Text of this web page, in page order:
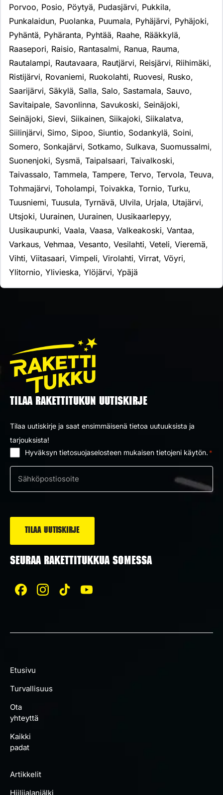
Porvoo, Posio, Pöytyä, Pudasjärvi, Pukkila,
Punkalaidun, Puolanka, Puumala, Pyhäjärvi, Pyhäjoki,
Pyhäntä, Pyhäranta, Pyhtää, Raahe, Rääkkylä,
Raasepori, Raisio, Rantasalmi, Ranua, Rauma,
Rautalampi, Rautavaara, Rautjärvi, Reisjärvi, Riihimäki,
Ristijärvi, Rovaniemi, Ruokolahti, Ruovesi, Rusko,
Saarijärvi, Säkylä, Salla, Salo, Sastamala, Sauvo,
Savitaipale, Savonlinna, Savukoski, Seinäjoki,
Seinäjoki, Sievi, Siikainen, Siikajoki, Siikalatva,
Siilinjärvi, Simo, Sipoo, Siuntio, Sodankylä, Soini,
Somero, Sonkajärvi, Sotkamo, Sulkava, Suomussalmi,
Suonenjoki, Sysmä, Taipalsaari, Taivalkoski,
Taivassalo, Tammela, Tampere, Tervo, Tervola, Teuva,
Tohmajärvi, Toholampi, Toivakka, Tornio, Turku,
Tuusniemi, Tuusula, Tyrnävä, Ulvila, Urjala, Utajärvi,
Utsjoki, Uurainen, Uurainen, Uusikaarlepyy,
Uusikaupunki, Vaala, Vaasa, Valkeakoski, Vantaa,
Varkaus, Vehmaa, Vesanto, Vesilahti, Veteli, Vieremä,
Vihti, Viitasaari, Vimpeli, Virolahti, Virrat, Vöyri,
Ylitornio, Ylivieska, Ylöjärvi, Ypäjä
TILAA RAKETTITUKUN UUTISKIRJE
Tilaa uutiskirje ja saat ensimmäisenä tietoa uutuuksista ja
tarjouksista!
Hyväksyn tietosuojaselosteen mukaisen tietojeni käytön. *
Sähköposti
SEURAA RAKETTITUKKUA SOMESSA
Etusivu
Turvallisuus
Ota
yhteyttä
Kaikki
padat
Artikkelit
Hiilijalanjälki